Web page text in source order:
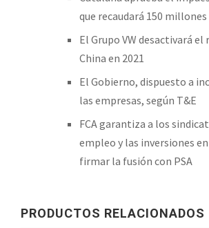
que recaudará 150
El Grupo VW desactivará el
China en 2021
El Gobierno, dispuesto a
las empresas, según T&E
FCA garantiza a los
empleo y las inversiones
firmar la fusión con PSA
PRODUCTOS RELACIONADOS